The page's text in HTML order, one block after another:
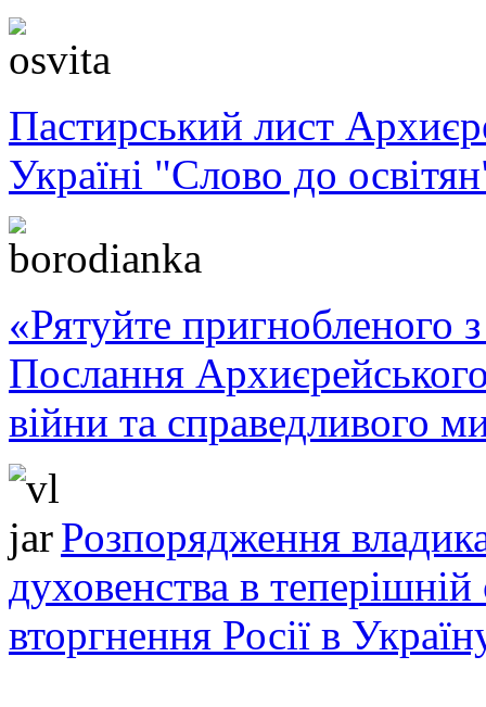
Пастирський лист
Україні "Слово до
«Рятуйте пригнобленого
Послання
війни та справедливого
Розпорядження
духовенства в теперішній
вторгнення Росії в